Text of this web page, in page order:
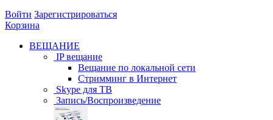
Войти Зарегистрироваться
Корзина
ВЕЩАНИЕ
IP вещание
Вещание по локальной сети
Стримминг в Интернет
Skype для ТВ
Запись/Воспроизведение